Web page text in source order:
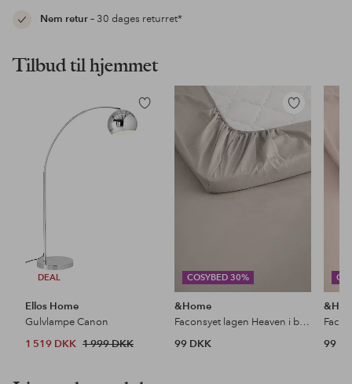
Nem retur– 30 dages returret*
Tilbud til hjemmet
DEAL
Tilføj
til
Ellos Home
Gulvlampe Canon
1 519 DKK 1 999 DKK
COSYBED 30%
Tilføj
til
favoritter
&Home
Faconsyet lagen Heaven i bomuld
99 DKK
99